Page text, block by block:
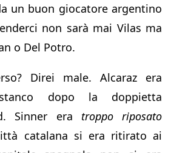
un buon giocatore argentino
non sarà mai Vilas ma
o Del Potro.
Direi male. Alcaraz era
dopo la doppietta
Sinner era troppo riposato
catalana si era ritirato ai